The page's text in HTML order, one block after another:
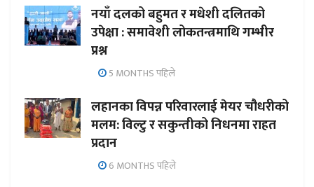
नयाँ दलको बहुमत र मधेशी दलितको
उपेक्षा : समावेशी लोकतन्त्रमाथि गम्भीर
प्रश्न
5 MONTHS पहिले
लहानका विपन्न परिवारलाई मेयर चौधरीको
मलम: विल्टु र सकुन्तीको निधनमा राहत
प्रदान
6 MONTHS पहिले